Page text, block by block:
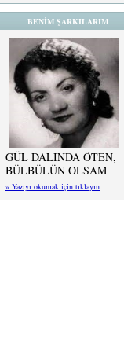
BENİM ŞARKILARIM
GÜL DALINDA ÖTEN,
BÜLBÜLÜN OLSAM
» Yazıyı okumak için tıklayın